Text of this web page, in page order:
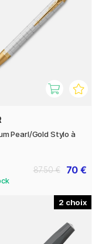
Pearl/Gold Stylo à
70 €
87.50 €
2